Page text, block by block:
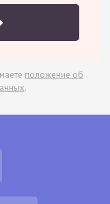
положение об
.